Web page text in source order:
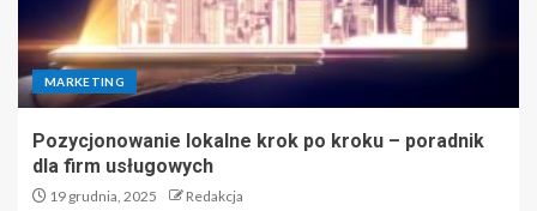
MARKETING
Pozycjonowanie lokalne krok po kroku – poradnik
dla firm usługowych
19 grudnia, 2025 Redakcja